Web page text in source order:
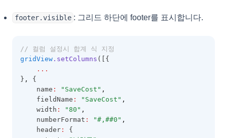
footer.visible : 그리드 하단에 footer를 표시합니다.
// 컬럼 설정시 합계 식 지정
gridView .setColumns ([{
...
} ,
{
    name
: "SaveCost" ,
    fieldName
: "SaveCost" ,
    width
: "80" ,
    numberFormat
: "#,##0" ,
    header
:
{